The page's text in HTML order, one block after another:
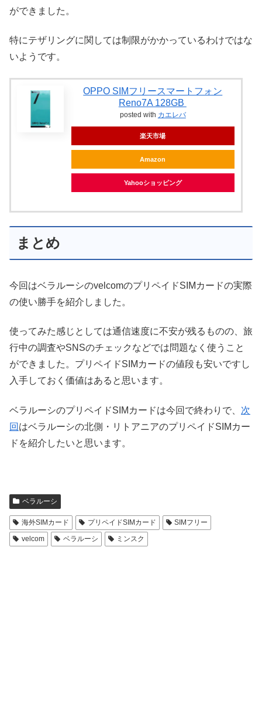
ができました。
特にテザリングに関しては制限がかかっているわけではな
いようです。
OPPO SIMフリースマートフォン
Reno7A 128GB
posted with カエレバ
楽天市場
Amazon
Yahooショッピング
まとめ
今回はベラルーシのvelcomのプリペイドSIMカードの実際
の使い勝手を紹介しました。
使ってみた感じとしては通信速度に不安が残るものの、旅
行中の調査やSNSのチェックなどでは問題なく使うこと
ができました。プリペイドSIMカードの値段も安いですし
入手しておく価値はあると思います。
ベラルーシのプリペイドSIMカードは今回で終わりで、 次
回 はベラルーシの北側・リトアニアのプリペイドSIMカー
ドを紹介したいと思います。
ベラルーシ
海外SIMカード プリペイドSIMカード
SIMフリー
velcom
ベラルーシ ミンスク